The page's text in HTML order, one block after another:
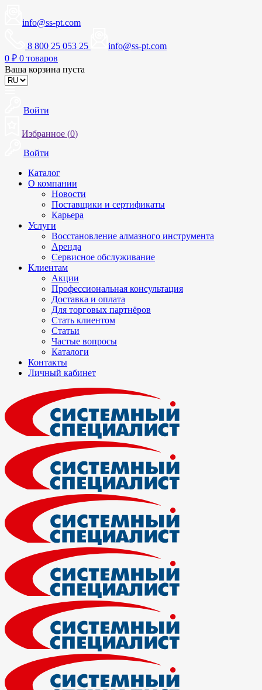
info@ss-pt.com
8 800 25 053 25
info@ss-pt.com
0 ₽ 0 товаров
Ваша корзина пуста
Войти
Избранное (0)
Войти
Каталог
О компании
Новости
Поставщики и сертификаты
Карьера
Услуги
Восстановление алмазного инструмента
Аренда
Сервисное обслуживание
Клиентам
Акции
Профессиональная консультация
Доставка и оплата
Для торговых партнёров
Стать клиентом
Статьи
Частые вопросы
Каталоги
Контакты
Личный кабинет